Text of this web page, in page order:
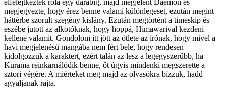
elfelejtkeztek róla egy darabig, majd megjelent Daemon és
megjegyezte, hogy érez benne valami különlegeset, ezután megint
háttérbe szorult szegény kislány. Ezután megtörtént a timeskip és
eszébe jutott az alkotóknak, hogy hoppá, Himawarival kezdeni
kellene valamit. Gondolom itt jött az ötlete az írónak, hogy mivel a
havi megjelenésű mangába nem fért bele, hogy rendesen
kidolgozzuk a karaktert, ezért talán az lesz a legegyszerűbb, ha
Kurama reinkarnálódik benne, őt úgyis mindenki megszerette a
sztori végére. A miérteket meg majd az olvasókra bízzuk, hadd
agyaljanak rajta.